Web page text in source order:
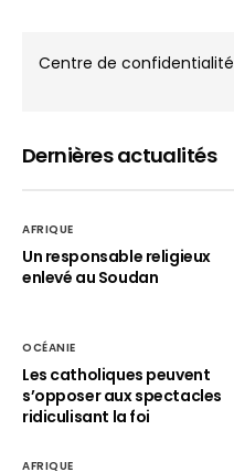
Centre de confidentialité
Dernières actualités
AFRIQUE
Un responsable religieux
enlevé au Soudan
OCÉANIE
Les catholiques peuvent
s’opposer aux spectacles
ridiculisant la foi
AFRIQUE